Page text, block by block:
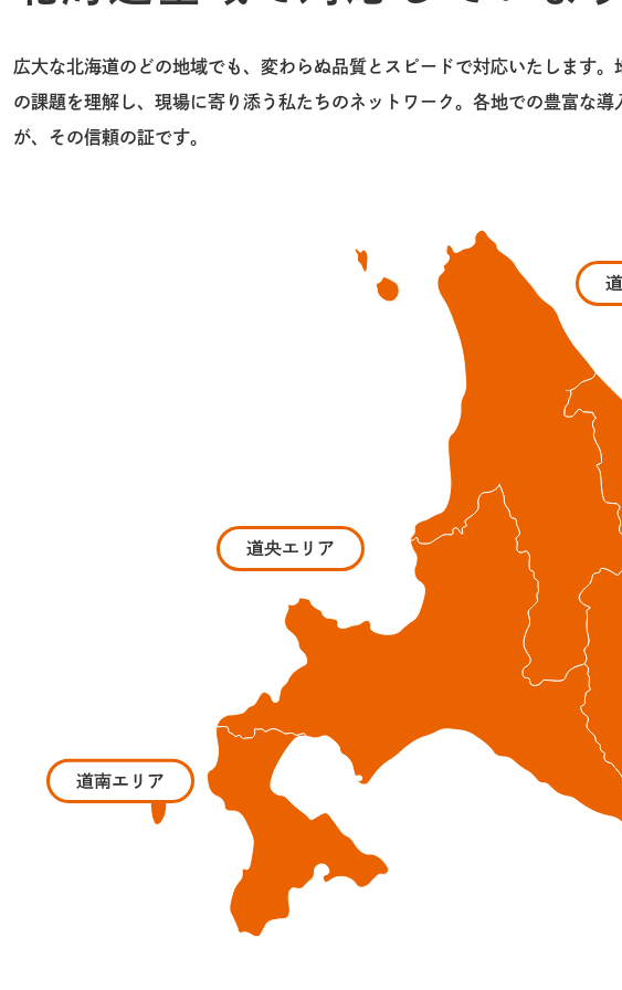
広大な北海道のどの地域でも、変わらぬ品質とスピードで対応いたします。
の課題を理解し、現場に寄り添う私たちのネットワーク。各地での豊富な導
が、その信頼の証です。